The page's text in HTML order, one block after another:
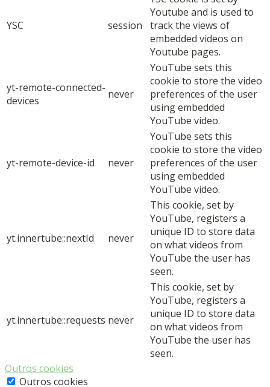
YSC session
Youtube and is used to
track the views of
embedded videos on
Youtube pages.
yt-remote-connected-
devices
never
YouTube sets this
cookie to store the video
preferences of the user
using embedded
YouTube video.
yt-remote-device-id never
YouTube sets this
cookie to store the video
preferences of the user
using embedded
YouTube video.
yt.innertube::nextId never
This cookie, set by
YouTube, registers a
unique ID to store data
on what videos from
YouTube the user has
seen.
yt.innertube::requests never
This cookie, set by
YouTube, registers a
unique ID to store data
on what videos from
YouTube the user has
seen.
Outros cookies
Outros cookies